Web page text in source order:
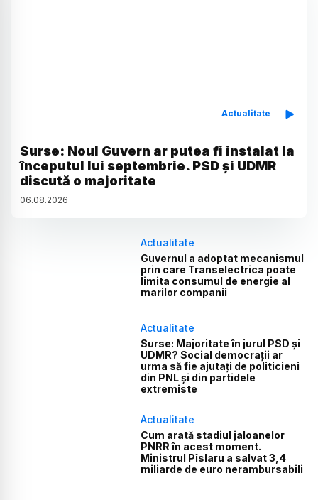
Actualitate
Surse: Noul Guvern ar putea fi instalat la
începutul lui septembrie. PSD și UDMR
discută o majoritate
06.08.2026
Actualitate
Guvernul a adoptat mecanismul
prin care Transelectrica poate
limita consumul de energie al
marilor companii
Actualitate
Surse: Majoritate în jurul PSD și
UDMR? Social democrații ar
urma să fie ajutați de politicieni
din PNL și din partidele
extremiste
Actualitate
Cum arată stadiul jaloanelor
PNRR în acest moment.
Ministrul Pîslaru a salvat 3,4
miliarde de euro nerambursabili